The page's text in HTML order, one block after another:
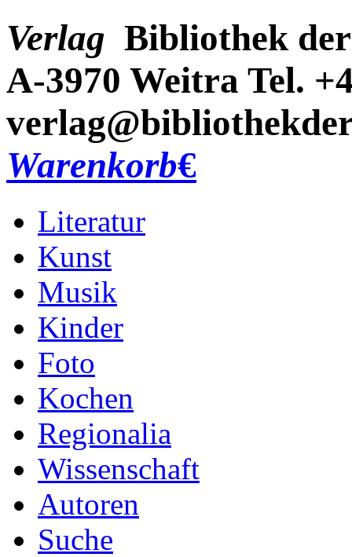
Verlag Bibliothek
A-3970 Weitra Tel.
Warenkorb€
Literatur
Kunst
Musik
Kinder
Foto
Kochen
Regionalia
Wissenschaft
Autoren
Suche